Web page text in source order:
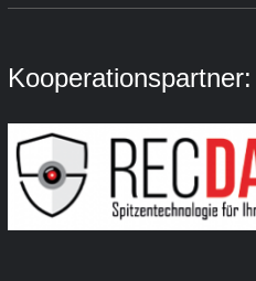
Kooperationspartner: